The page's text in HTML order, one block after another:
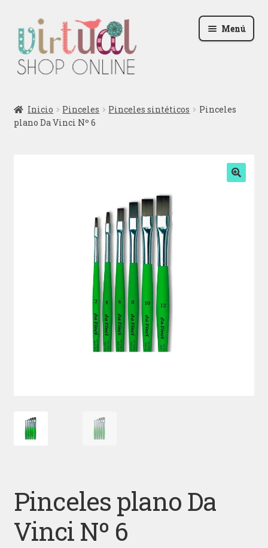
la
navegación
al
contenido
Menú
Podcast
Inicio Pinceles Pinceles sintéticos
Pinceles
plano Da Vinci Nº 6
Pinceles plano Da
Vinci Nº 6